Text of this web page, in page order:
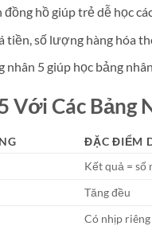
hồ giúp trẻ dễ học
tiền, số lượng hàng hóa
nhân 5 giúp học bảng
Với Các Bảng
ĐẶC ĐIỂM
Kết quả = số
Tăng đều
Có nhịp riêng